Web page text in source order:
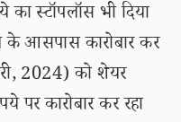
स्टॉपलॉस भी दिया
आसपास कारोबार कर
2024) को शेयर
कारोबार कर रहा